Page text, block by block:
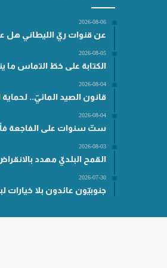
2026-08-06
عن قنوات ريّ الليطاني هل
2026-08-05
الكتابة على خطّ التماس ما
2026-08-04
قانون الصيد المائيّ..
2026-08-04
ستّ سنوات على الفاجعة
2026-08-03
القمح البلديّ مهدد
2026-07-30
جنوبيّون عائدون بلا